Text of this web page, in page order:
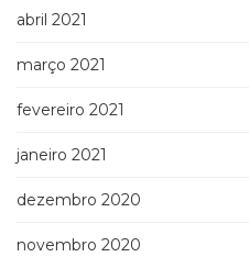
abril 2021
março 2021
fevereiro 2021
janeiro 2021
dezembro 2020
novembro 2020